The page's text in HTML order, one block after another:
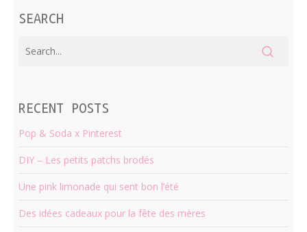
SEARCH
RECENT POSTS
Pop & Soda x Pinterest
DIY – Les petits patchs brodés
Une pink limonade qui sent bon l’été
Des idées cadeaux pour la fête des mères